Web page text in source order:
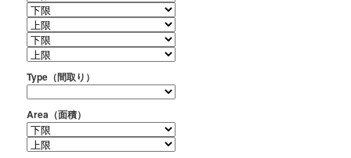
Type（間取り）
Area（面積）